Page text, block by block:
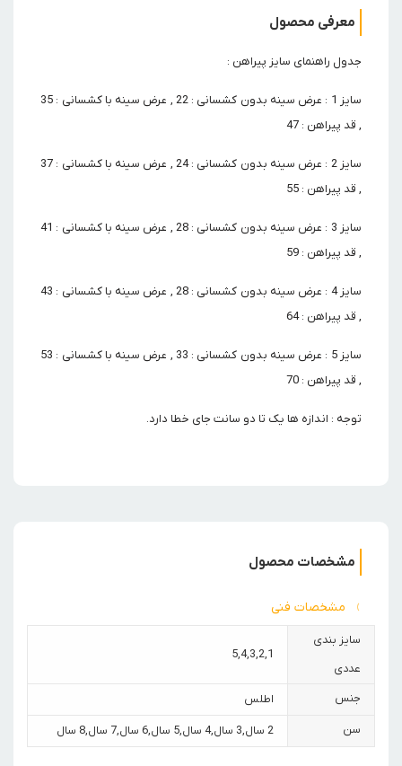
معرفی محصول
جدول راهنمای سایز پیراهن :
سایز 1 : عرض سینه بدون کشسانی : 22 , عرض سینه با کشسانی : 35
, قد پیراهن : 47
سایز 2 : عرض سینه بدون کشسانی : 24 , عرض سینه با کشسانی : 37
, قد پیراهن : 55
سایز 3 : عرض سینه بدون کشسانی : 28 , عرض سینه با کشسانی : 41
, قد پیراهن : 59
سایز 4 : عرض سینه بدون کشسانی : 28 , عرض سینه با کشسانی : 43
, قد پیراهن : 64
سایز 5 : عرض سینه بدون کشسانی : 33 , عرض سینه با کشسانی : 53
, قد پیراهن : 70
توجه : اندازه ها یک تا دو سانت جای خطا دارد.
مشخصات محصول
مشخصات فنی
سایز بندی
عددی
1
,
2
,
3
,
4
,
5
جنس اطلس
سن 2 سال ,3 سال ,4 سال ,5 سال ,6 سال ,7 سال ,8 سال